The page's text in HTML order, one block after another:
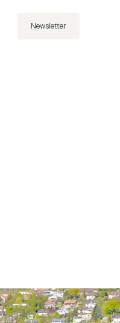
Newsletter